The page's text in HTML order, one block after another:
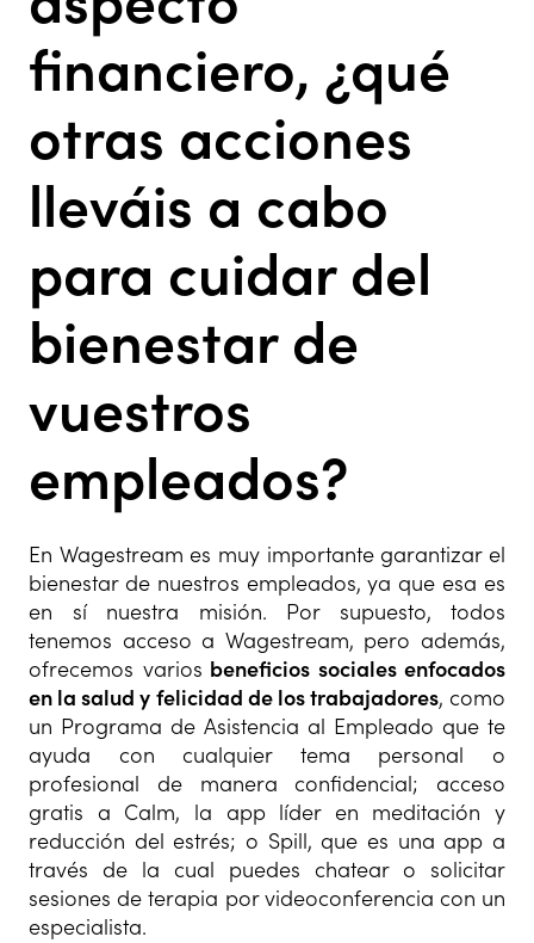
financiero, ¿qué
otras acciones
lleváis a cabo
para cuidar del
bienestar de
vuestros
empleados?
En Wagestream es muy importante garantizar el
bienestar de nuestros empleados, ya que esa es
en sí nuestra misión. Por supuesto, todos
tenemos acceso a Wagestream, pero además,
ofrecemos varios beneficios sociales enfocados
en la salud y felicidad de los trabajadores, como
un Programa de Asistencia al Empleado que te
ayuda con cualquier tema personal o
profesional de manera confidencial; acceso
gratis a Calm, la app líder en meditación y
reducción del estrés; o Spill, que es una app a
través de la cual puedes chatear o solicitar
sesiones de terapia por videoconferencia con un
especialista.